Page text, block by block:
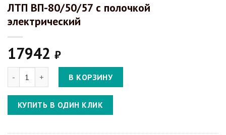
ЛТП ВП-80/50/57 с полочкой
электрический
17942 ₽
Количество ЛТП ВП-80/50/57 с полочкой электрический
В КОРЗИНУ
КУПИТЬ В ОДИН КЛИК